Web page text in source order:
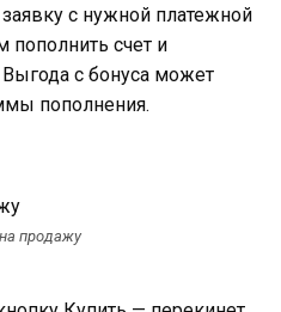
с нужной платежной
пополнить счет и
с бонуса может
пополнения.
продажу